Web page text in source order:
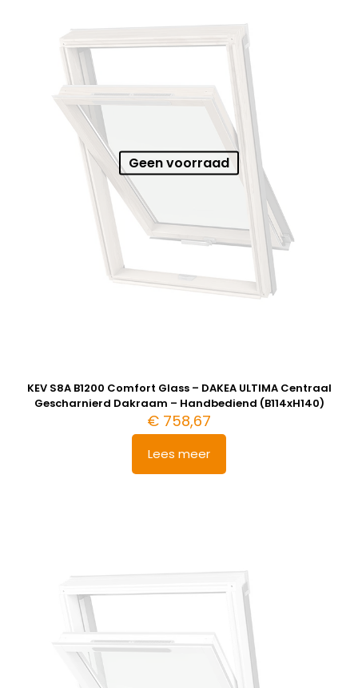
Geen voorraad
KEV S8A B1200 Comfort Glass – DAKEA ULTIMA Centraal
Gescharnierd Dakraam – Handbediend (B114xH140)
€ 758,67
Lees meer